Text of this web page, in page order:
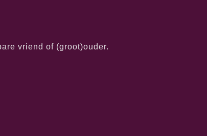
vriend of (groot)ouder.